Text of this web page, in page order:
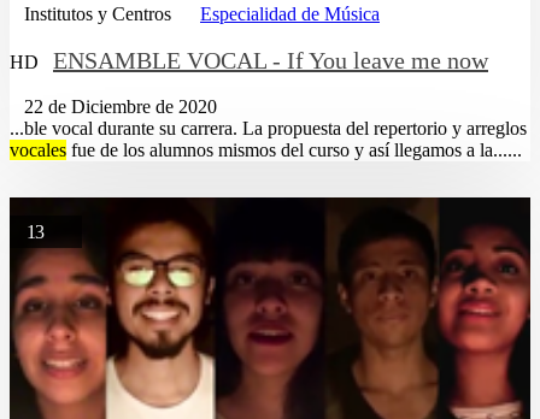
Institutos y Centros Especialidad de Música
HD ENSAMBLE VOCAL - If You leave me now
22 de Diciembre de 2020
...ble vocal durante su carrera. La propuesta del repertorio y arreglos
vocales fue de los alumnos mismos del curso y así llegamos a la......
13